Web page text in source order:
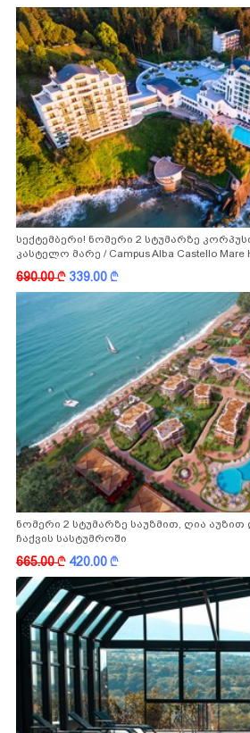
სექტემბერი! ნომერი 2 სტუმარზე
კასტელო მარე / Campus Alba Castello Mare
690.00k 339.00k
ნომერი 2 სტუმარზე საუზმით, ღია
ჩაქვის სასტუმროში
665.00k 420.00k